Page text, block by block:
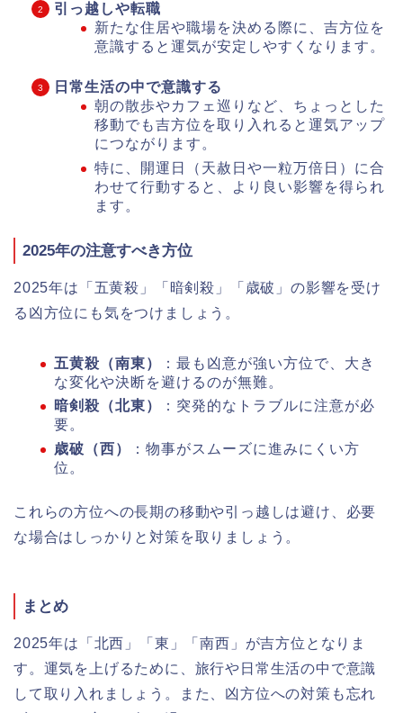
引っ越しや転職
新たな住居や職場を決める際に、吉方位を
意識すると運気が安定しやすくなります。
日常生活の中で意識する
朝の散歩やカフェ巡りなど、ちょっとした
移動でも吉方位を取り入れると運気アップ
につながります。
特に、開運日（天赦日や一粒万倍日）に合
わせて行動すると、より良い影響を得られ
ます。
2025年の注意すべき方位
2025年は「五黄殺」「暗剣殺」「歳破」の影響を受け
る凶方位にも気をつけましょう。
五黄殺（南東）
：最も凶意が強い方位で、大き
な変化や決断を避けるのが無難。
暗剣殺（北東）
：突発的なトラブルに注意が必
要。
歳破（西）
：物事がスムーズに進みにくい方
位。
これらの方位への長期の移動や引っ越しは避け、必要
な場合はしっかりと対策を取りましょう。
まとめ
2025年は「北西」「東」「南西」が吉方位となりま
す。運気を上げるために、旅行や日常生活の中で意識
して取り入れましょう。また、凶方位への対策も忘れ